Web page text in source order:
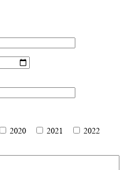
2020 2021
2022